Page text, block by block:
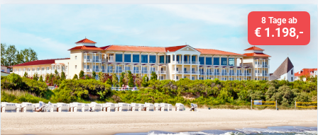
8 Tage ab
€ 1.198,-